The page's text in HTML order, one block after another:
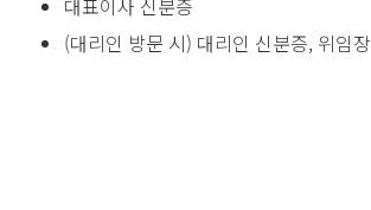
(대리인 방문 시) 대리인 신분증, 위임장